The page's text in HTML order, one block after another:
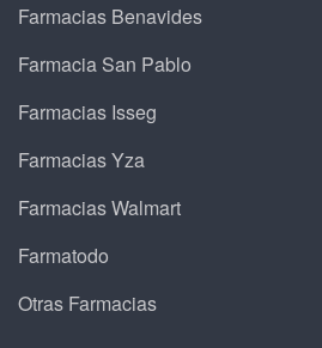
Farmacias Benavides
Farmacia San Pablo
Farmacias Isseg
Farmacias Yza
Farmacias Walmart
Farmatodo
Otras Farmacias